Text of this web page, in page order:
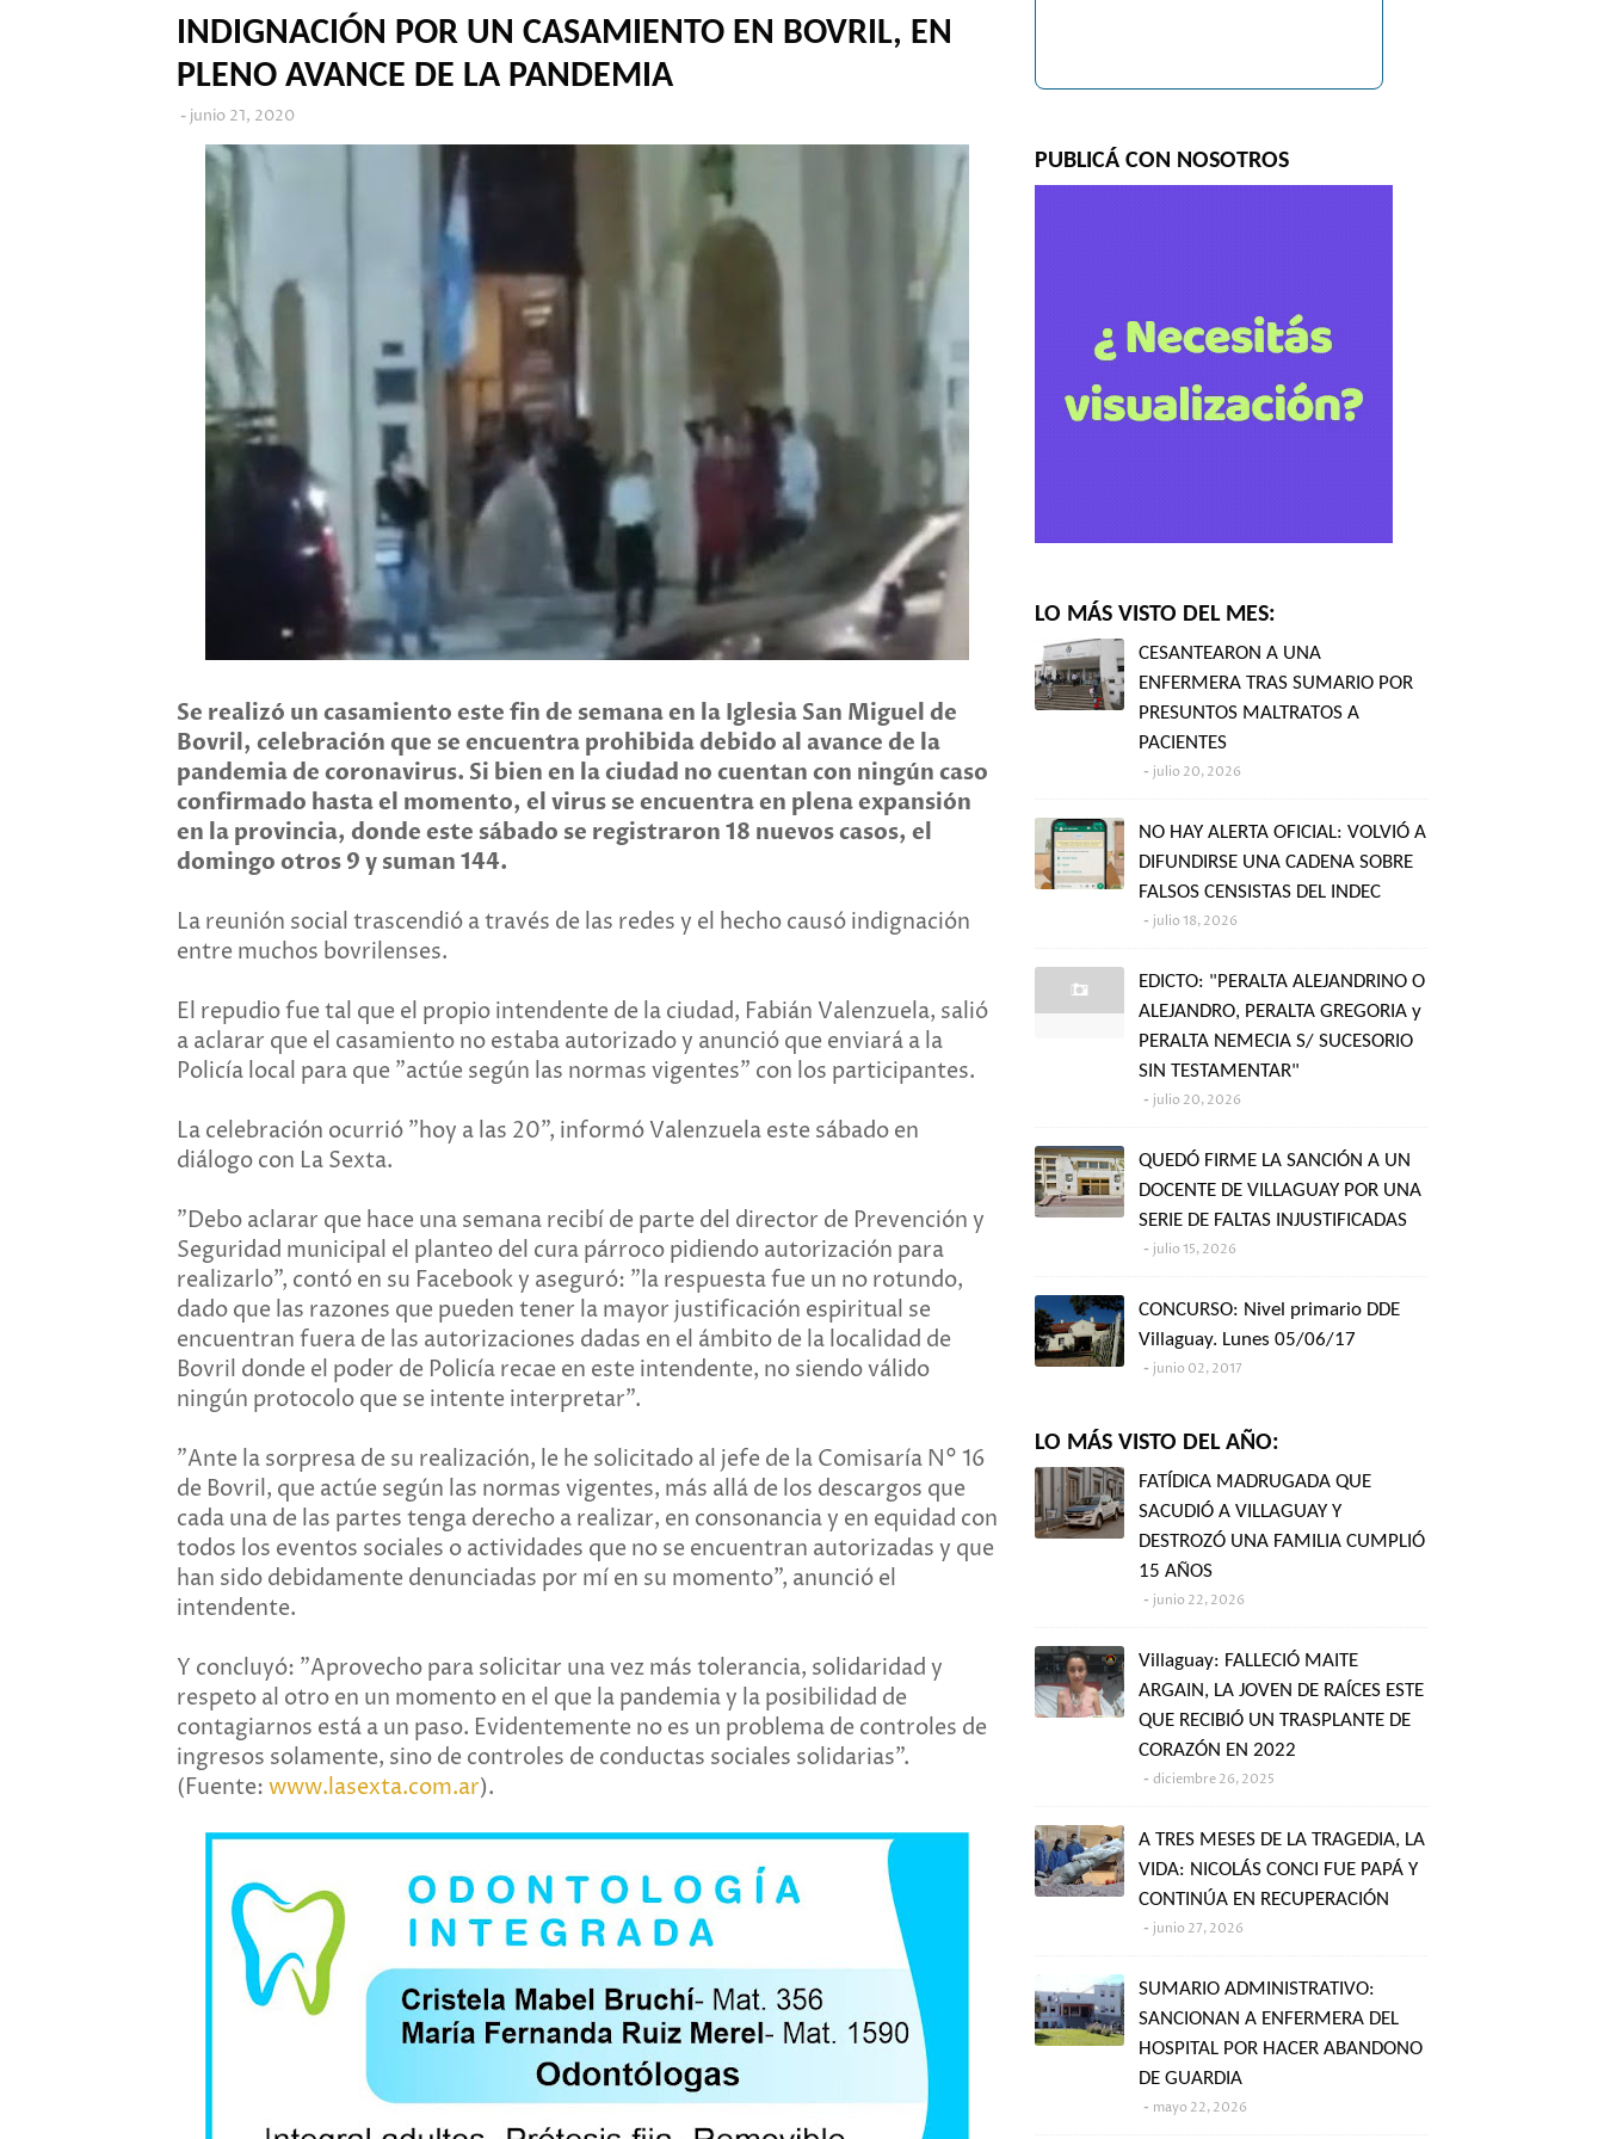
INDIGNACIÓN POR UN CASAMIENTO EN BOVRIL, EN
PLENO AVANCE DE LA PANDEMIA
junio 21, 2020
Se realizó un casamiento este fin de semana en la Iglesia San Miguel de
Bovril, celebración que se encuentra prohibida debido al avance de la
pandemia de coronavirus. Si bien en la ciudad no cuentan con ningún caso
confirmado hasta el momento, el virus se encuentra en plena expansión
en la provincia, donde este sábado se registraron 18 nuevos casos, el
domingo otros 9 y suman 144.
La reunión social trascendió a través de las redes y el hecho causó indignación
entre muchos bovrilenses.
El repudio fue tal que el propio intendente de la ciudad, Fabián Valenzuela, salió
a aclarar que el casamiento no estaba autorizado y anunció que enviará a la
Policía local para que "actúe según las normas vigentes" con los participantes.
La celebración ocurrió "hoy a las 20", informó Valenzuela este sábado en
diálogo con La Sexta.
"Debo aclarar que hace una semana recibí de parte del director de Prevención y
Seguridad municipal el planteo del cura párroco pidiendo autorización para
realizarlo", contó en su Facebook y aseguró: "la respuesta fue un no rotundo,
dado que las razones que pueden tener la mayor justificación espiritual se
encuentran fuera de las autorizaciones dadas en el ámbito de la localidad de
Bovril donde el poder de Policía recae en este intendente, no siendo válido
ningún protocolo que se intente interpretar".
"Ante la sorpresa de su realización, le he solicitado al jefe de la Comisaría N° 16
de Bovril, que actúe según las normas vigentes, más allá de los descargos que
cada una de las partes tenga derecho a realizar, en consonancia y en equidad con
todos los eventos sociales o actividades que no se encuentran autorizadas y que
han sido debidamente denunciadas por mí en su momento", anunció el
intendente.
Y concluyó: "Aprovecho para solicitar una vez más tolerancia, solidaridad y
respeto al otro en un momento en el que la pandemia y la posibilidad de
contagiarnos está a un paso. Evidentemente no es un problema de controles de
ingresos solamente, sino de controles de conductas sociales solidarias".
(Fuente: www.lasexta.com.ar).
PUBLICÁ CON NOSOTROS
LO MÁS VISTO DEL MES:
CESANTEARON A UNA
ENFERMERA TRAS SUMARIO POR
PRESUNTOS MALTRATOS A
PACIENTES
julio 20, 2026
NO HAY ALERTA OFICIAL: VOLVIÓ A
DIFUNDIRSE UNA CADENA SOBRE
FALSOS CENSISTAS DEL INDEC
julio 18, 2026
EDICTO: "PERALTA ALEJANDRINO O
ALEJANDRO, PERALTA GREGORIA y
PERALTA NEMECIA S/ SUCESORIO
SIN TESTAMENTAR"
julio 20, 2026
QUEDÓ FIRME LA SANCIÓN A UN
DOCENTE DE VILLAGUAY POR UNA
SERIE DE FALTAS INJUSTIFICADAS
julio 15, 2026
CONCURSO: Nivel primario DDE
Villaguay. Lunes 05/06/17
junio 02, 2017
LO MÁS VISTO DEL AÑO:
FATÍDICA MADRUGADA QUE
SACUDIÓ A VILLAGUAY Y
DESTROZÓ UNA FAMILIA CUMPLIÓ
15 AÑOS
junio 22, 2026
Villaguay: FALLECIÓ MAITE
ARGAIN, LA JOVEN DE RAÍCES ESTE
QUE RECIBIÓ UN TRASPLANTE DE
CORAZÓN EN 2022
diciembre 26, 2025
A TRES MESES DE LA TRAGEDIA, LA
VIDA: NICOLÁS CONCI FUE PAPÁ Y
CONTINÚA EN RECUPERACIÓN
junio 27, 2026
SUMARIO ADMINISTRATIVO:
SANCIONAN A ENFERMERA DEL
HOSPITAL POR HACER ABANDONO
DE GUARDIA
mayo 22, 2026